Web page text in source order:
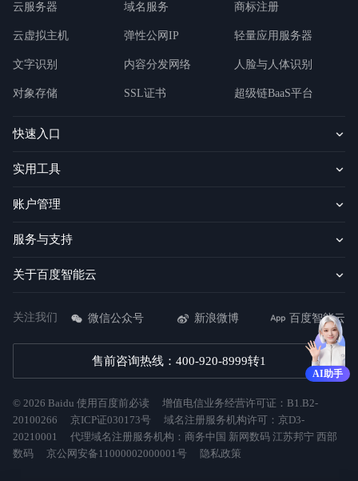
云服务器 域名服务 商标注册
云虚拟主机 弹性公网IP 轻量应用服务器
文字识别 内容分发网络 人脸与人体识别
对象存储 SSL证书 超级链BaaS平台
快速入口
实用工具
账户管理
服务与支持
关于百度智能云
关注我们 微信公众号 新浪微博 百度智能云
售前咨询热线：400-920-8999转1
© 2026 Baidu 使用百度前必读
增值电信业务经营许可证：B1.B2-
20100266
京ICP证030173号
域名注册服务机构许可：京D3-
20210001
代理域名注册服务机构：商务中国 新网数码 江苏邦宁 西部
数码
京公网安备11000002000001号 隐私政策
AI助手